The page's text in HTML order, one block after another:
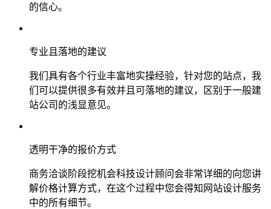
的信心。
专业且落地的建议
我们具有各个行业丰富地实操经验，针对您的站点，我
们可以提供很多有效并且可落地的建议，区别于一般建
站公司的浅显意见。
透明干净的报价方式
商务洽谈阶段挖机会科技设计顾问会非常详细的向您讲
解价格计算方式，在这个过程中您会得知网站设计服务
中的所有细节。